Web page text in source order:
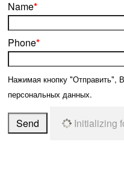
Name*
Phone*
Нажимая кнопку "Отправить",
персональных данных.
Send Initializing